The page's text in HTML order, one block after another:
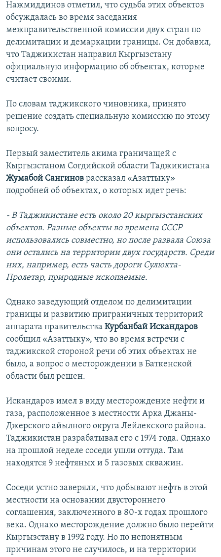
Нажмиддинов отметил, что судьба этих объектов
обсуждалась во время заседания
межправительственной комиссии двух стран по
делимитации и демаркации границы. Он добавил,
что Таджикистан направил Кыргызстану
официальную информацию об объектах, которые
считает своими.
По словам таджикского чиновника, принято
решение создать специальную комиссию по этому
вопросу.
Первый заместитель акима граничащей с
Кыргызстаном Согдийской области Таджикистана
Жумабой Сангинов рассказал «Азаттыку»
подробней об объектах, о которых идет речь:
- В Таджикистане есть около 20 кыргызстанских
объектов. Разные объекты во времена СССР
использовались совместно, но после развала Союза
они остались на территории двух государств. Среди
них, например, есть часть дороги Сулюкта-
Пролетар, природные ископаемые.
Однако заведующий отделом по делимитации
границы и развитию приграничных территорий
аппарата правительства Курбанбай Искандаров
сообщил «Азаттыку», что во время встречи с
таджикской стороной речи об этих объектах не
было, а вопрос о месторождении в Баткенской
области был решен.
Искандаров имел в виду месторождение нефти и
газа, расположенное в местности Арка Джаны-
Джерского айылного округа Лейлекского района.
Таджикистан разрабатывал его с 1974 года. Однако
на прошлой неделе соседи ушли оттуда. Там
находятся 9 нефтяных и 5 газовых скважин.
Соседи устно заверяли, что добывают нефть в этой
местности на основании двустороннего
соглашения, заключенного в 80-х годах прошлого
века. Однако месторождение должно было перейти
Кыргызстану в 1992 году. Но по непонятным
причинам этого не случилось, и на территории